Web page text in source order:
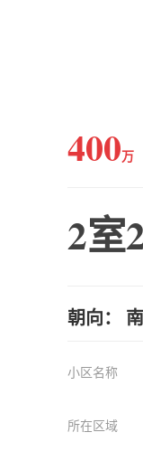
400万
2室
朝向： 南
小区名称
所在区域